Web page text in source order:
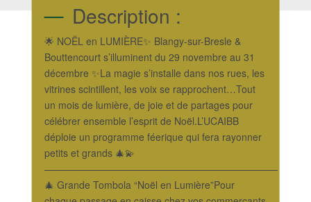
Description :
🌟 NOËL en LUMIÈRE✨ Blangy-sur-Bresle &
Bouttencourt s’illuminent du 29 novembre au 31
décembre ✨La magie s’installe dans nos rues, les
vitrines scintillent, les voix se rapprochent…Tout
un mois de lumière, de joie et de partages pour
célébrer ensemble l’esprit de Noël.L’UCAIBB
déploie un programme féerique qui fera rayonner
petits et grands 🎄💫
————————————————————————
🎄 Grande Tombola “Noël en Lumière”Pour